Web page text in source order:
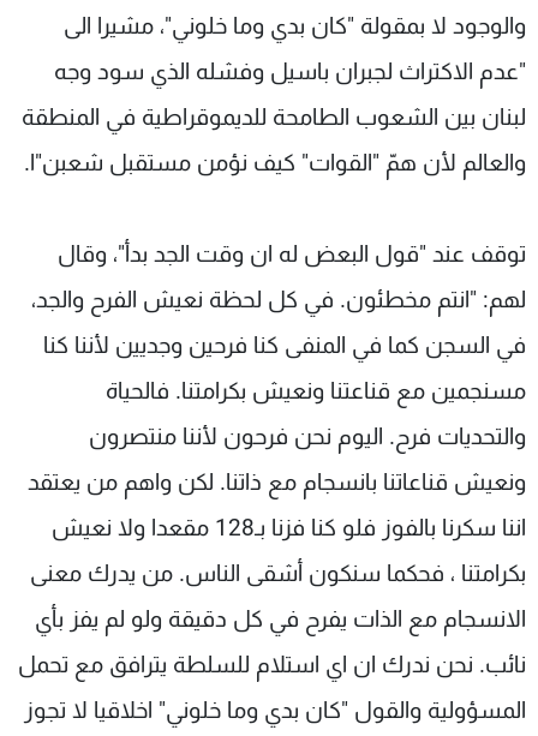
والوجود لا بمقولة "كان بدي وما خلوني"، مشيرا الى
"عدم الاكتراث لجبران باسيل وفشله الذي سود وجه
لبنان بين الشعوب الطامحة للديموقراطية في المنطقة
والعالم لأن همّ "القوات" كيف نؤمن مستقبل شعبن"ا.
توقف عند "قول البعض له ان وقت الجد بدأ"، وقال
لهم: "انتم مخطئون. في كل لحظة نعيش الفرح والجد،
في السجن كما في المنفى كنا فرحين وجديين لأننا كنا
مسنجمين مع قناعتنا ونعيش بكرامتنا. فالحياة
والتحديات فرح. اليوم نحن فرحون لأننا منتصرون
ونعيش قناعاتنا بانسجام مع ذاتنا. لكن واهم من يعتقد
اننا سكرنا بالفوز فلو كنا فزنا بـ128 مقعدا ولا نعيش
بكرامتنا ، فحكما سنكون أشقى الناس. من يدرك معنى
الانسجام مع الذات يفرح في كل دقيقة ولو لم يفز بأي
نائب. نحن ندرك ان اي استلام للسلطة يترافق مع تحمل
المسؤولية والقول "كان بدي وما خلوني" اخلاقيا لا تجوز